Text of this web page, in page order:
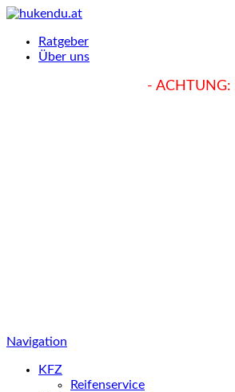
Ratgeber
Über uns
- ACHTUNG:
Navigation
KFZ
Reifenservice